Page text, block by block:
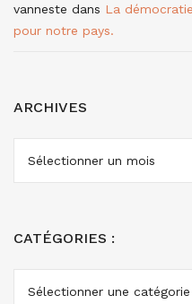
vanneste dans La
pour notre pays.
ARCHIVES
ARCHIVES
CATÉGORIES :
CATÉGORIES